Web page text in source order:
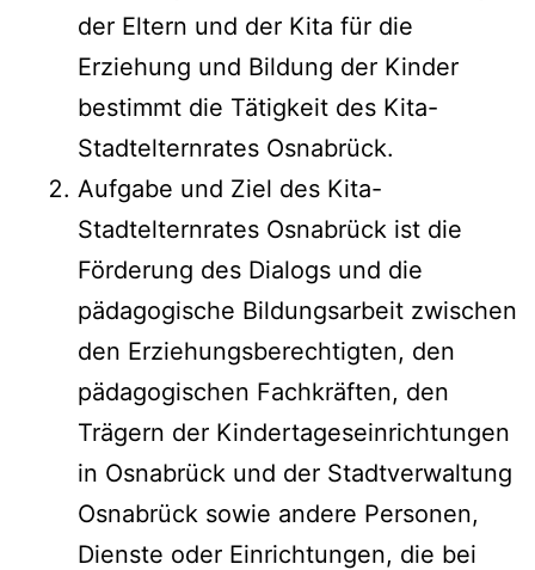
der Eltern und der Kita für die
Erziehung und Bildung der Kinder
bestimmt die Tätigkeit des Kita-
Stadtelternrates Osnabrück.
Aufgabe und Ziel des Kita-
Stadtelternrates Osnabrück ist die
Förderung des Dialogs und die
pädagogische Bildungsarbeit zwischen
den Erziehungsberechtigten, den
pädagogischen Fachkräften, den
Trägern der Kindertageseinrichtungen
in Osnabrück und der Stadtverwaltung
Osnabrück sowie andere Personen,
Dienste oder Einrichtungen, die bei